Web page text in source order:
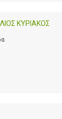
ΚΥΡΙΑΚΟΣ